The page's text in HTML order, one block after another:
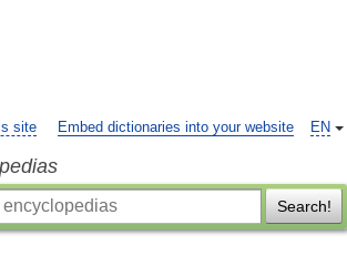
EN
site Embed dictionaries into your website
Search!